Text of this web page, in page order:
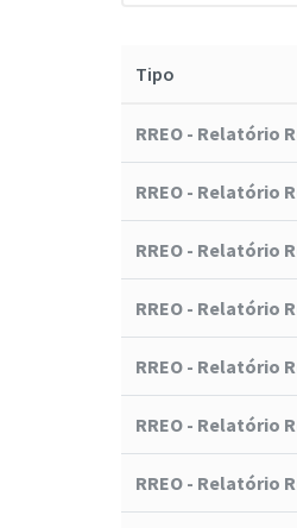
Tipo
RREO - Relatório
RREO - Relatório
RREO - Relatório
RREO - Relatório
RREO - Relatório
RREO - Relatório
RREO - Relatório